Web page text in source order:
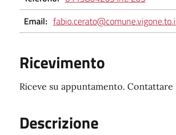
Email:
Ricevimento
Riceve su appuntamento.
Descrizione